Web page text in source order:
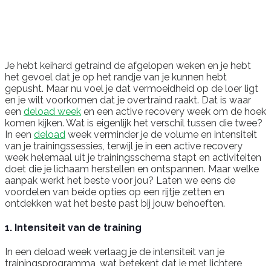
Je hebt keihard getraind de afgelopen weken en je hebt
het gevoel dat je op het randje van je kunnen hebt
gepusht. Maar nu voel je dat vermoeidheid op de loer ligt
en je wilt voorkomen dat je overtraind raakt. Dat is waar
een deload week en een active recovery week om de hoek
komen kijken. Wat is eigenlijk het verschil tussen die twee?
In een deload week verminder je de volume en intensiteit
van je trainingssessies, terwijl je in een active recovery
week helemaal uit je trainingsschema stapt en activiteiten
doet die je lichaam herstellen en ontspannen. Maar welke
aanpak werkt het beste voor jou? Laten we eens de
voordelen van beide opties op een rijtje zetten en
ontdekken wat het beste past bij jouw behoeften.
1. Intensiteit van de training
In een deload week verlaag je de intensiteit van je
trainingsprogramma, wat betekent dat je met lichtere